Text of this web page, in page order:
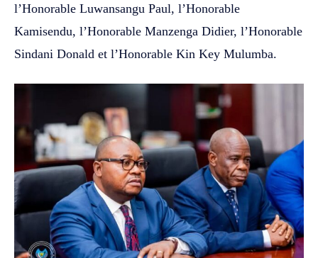
l’Honorable Luwansangu Paul, l’Honorable
Kamisendu, l’Honorable Manzenga Didier, l’Honorable
Sindani Donald et l’Honorable Kin Key Mulumba.